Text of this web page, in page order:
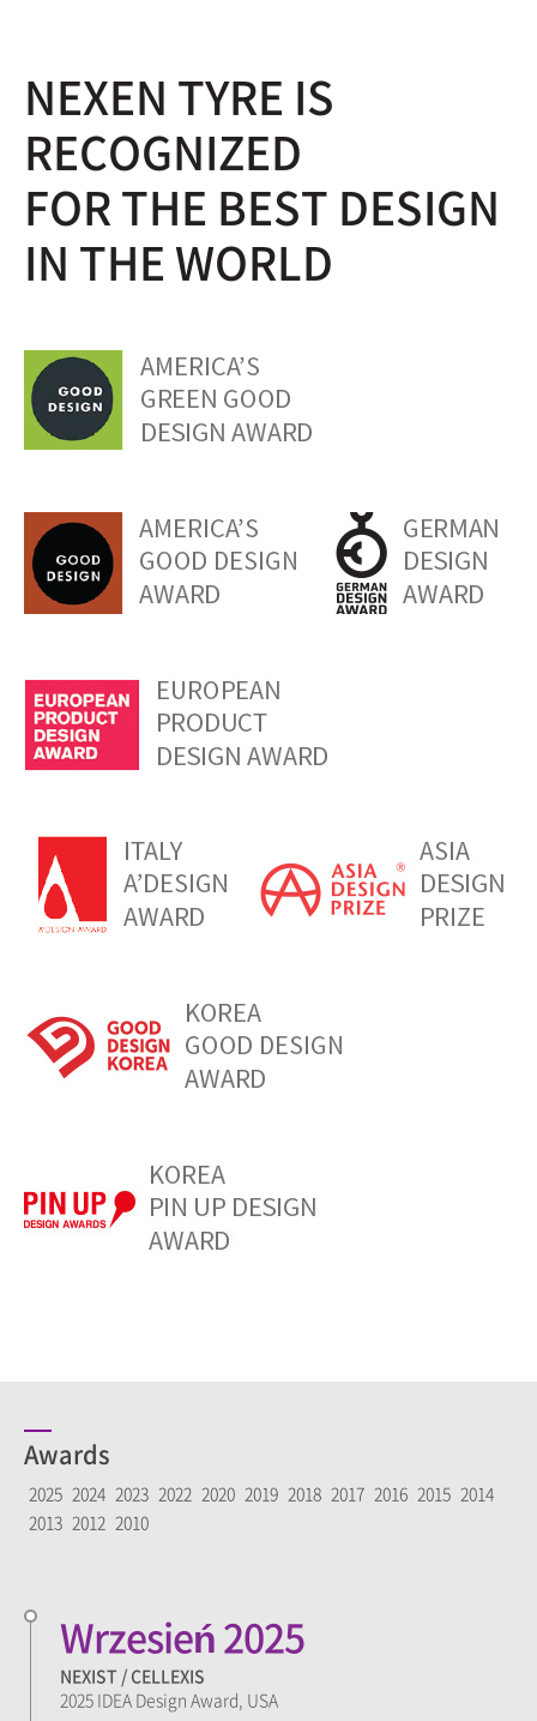
NEXEN TYRE IS
RECOGNIZED
FOR THE BEST DESIGN
IN THE WORLD
Awards
2025 2024 2023 2022 2020 2019 2018 2017 2016 2015 2014
2013 2012 2010
Wrzesień 2025
NEXIST / CELLEXIS
2025 IDEA Design Award, USA